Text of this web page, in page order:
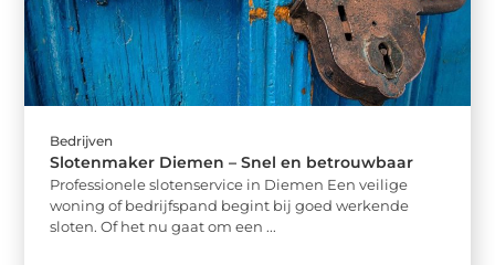
Bedrijven
Slotenmaker Diemen – Snel en betrouwbaar
Professionele slotenservice in Diemen Een veilige
woning of bedrijfspand begint bij goed werkende
sloten. Of het nu gaat om een ...